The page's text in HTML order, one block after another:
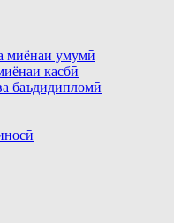
миёнаи умумӣ
касбӣ
баъдидипломӣ